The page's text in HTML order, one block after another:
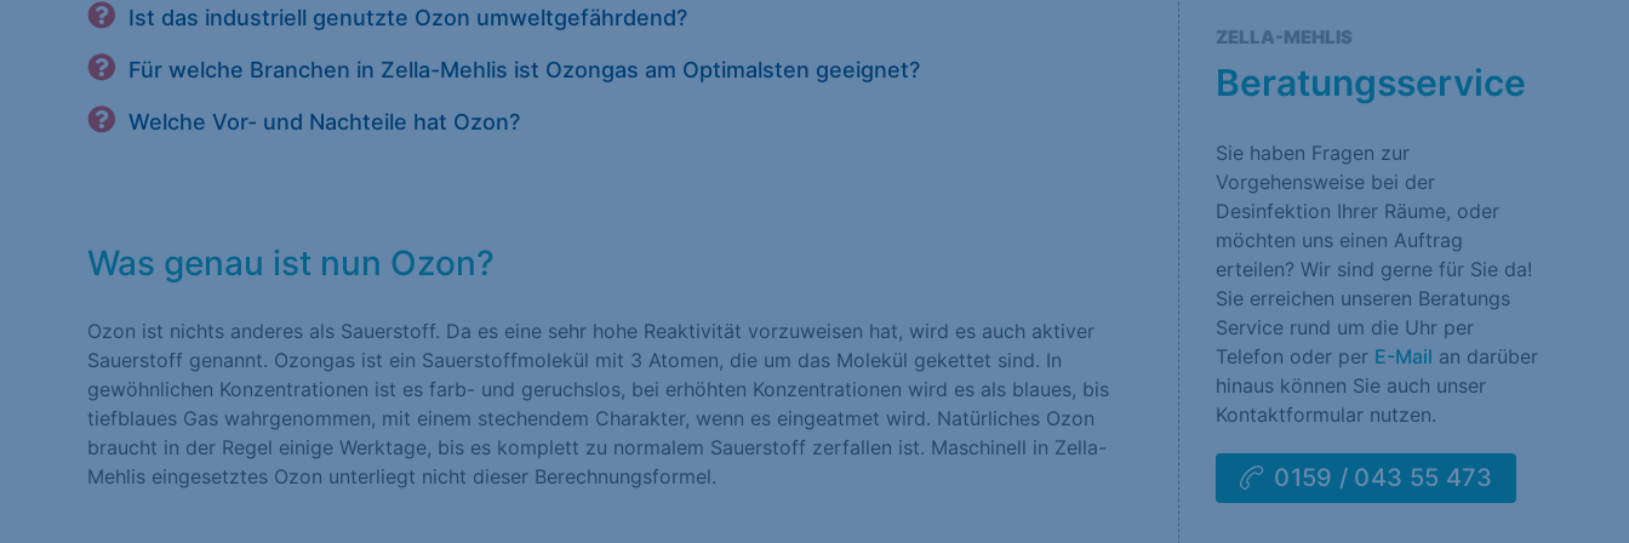
Ist das industriell genutzte Ozon umweltgefährdend?
Für welche Branchen in Zella-Mehlis ist Ozongas am Optimalsten geeignet?
Welche Vor- und Nachteile hat Ozon?
Was genau ist nun Ozon?
Ozon ist nichts anderes als Sauerstoff. Da es eine sehr hohe Reaktivität vorzuweisen hat, wird es auch aktiver
Sauerstoff genannt. Ozongas ist ein Sauerstoffmolekül mit 3 Atomen, die um das Molekül gekettet sind. In
gewöhnlichen Konzentrationen ist es farb- und geruchslos, bei erhöhten Konzentrationen wird es als blaues, bis
tiefblaues Gas wahrgenommen, mit einem stechendem Charakter, wenn es eingeatmet wird. Natürliches Ozon
braucht in der Regel einige Werktage, bis es komplett zu normalem Sauerstoff zerfallen ist. Maschinell in Zella-
Mehlis eingesetztes Ozon unterliegt nicht dieser Berechnungsformel.
ZELLA-MEHLIS
Beratungsservice
Sie haben Fragen zur
Vorgehensweise bei der
Desinfektion Ihrer Räume, oder
möchten uns einen Auftrag
erteilen? Wir sind gerne für Sie da!
Sie erreichen unseren Beratungs
Service rund um die Uhr per
Telefon oder per E-Mail an darüber
hinaus können Sie auch unser
Kontaktformular nutzen.
0159 / 043 55 473
Impressum